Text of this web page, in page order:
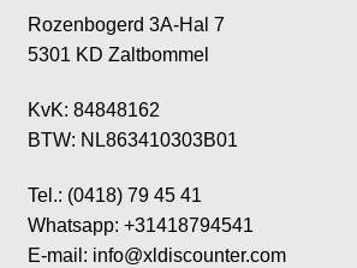
Rozenbogerd 3A-Hal 7
5301 KD Zaltbommel
KvK: 84848162
BTW: NL863410303B01
Tel.: (0418) 79 45 41
Whatsapp: +31418794541
E-mail: info@xldiscounter.com